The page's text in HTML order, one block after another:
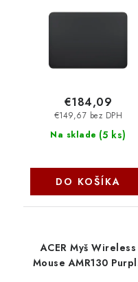
Na sklade (5 ks)
€149,67 bez DPH
€184,09
DO KOŠÍKA
ACER Myš Wireless
Mouse AMR130